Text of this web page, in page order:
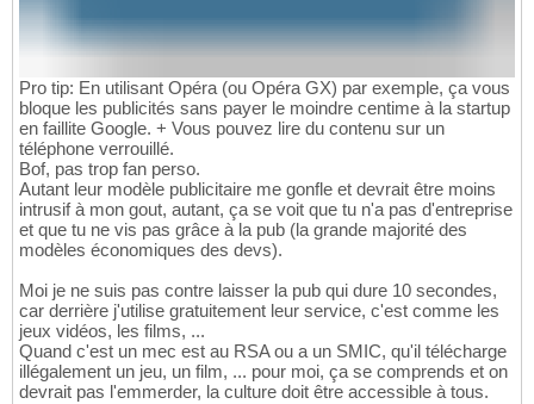
Pro tip: En utilisant Opéra (ou Opéra GX) par exemple, ça vous
bloque les publicités sans payer le moindre centime à la startup
en faillite Google. + Vous pouvez lire du contenu sur un
téléphone verrouillé.
Bof, pas trop fan perso.
Autant leur modèle publicitaire me gonfle et devrait être moins
intrusif à mon gout, autant, ça se voit que tu n'a pas d'entreprise
et que tu ne vis pas grâce à la pub (la grande majorité des
modèles économiques des devs).
Moi je ne suis pas contre laisser la pub qui dure 10 secondes,
car derrière j'utilise gratuitement leur service, c'est comme les
jeux vidéos, les films, ...
Quand c'est un mec est au RSA ou a un SMIC, qu'il télécharge
illégalement un jeu, un film, ... pour moi, ça se comprends et on
devrait pas l'emmerder, la culture doit être accessible à tous.